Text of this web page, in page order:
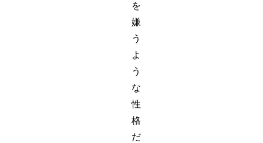
を
嫌
う
よ
う
な
性
格
だ